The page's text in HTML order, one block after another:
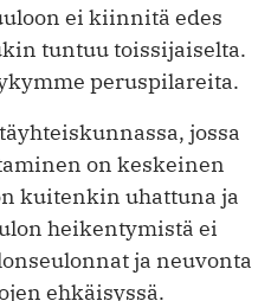
ei kiinnitä edes
tuntuu toissijaiselta.
peruspilareita.
jossa
on keskeinen
kuitenkin uhattuna ja
heikentymistä ei
ja neuvonta
ehkäisyssä.